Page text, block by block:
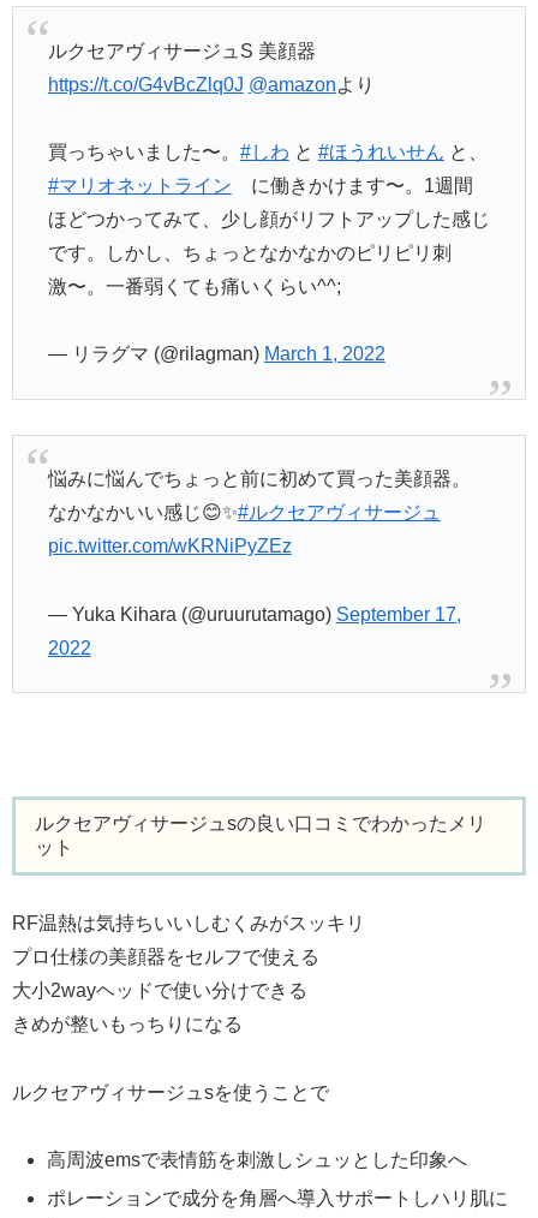
ルクセアヴィサージュS 美顔器
https://t.co/G4vBcZlq0J @amazonより
買っちゃいました〜。 #しわ と #ほうれいせん と、
#マリオネットライン に働きかけます〜。1週間
ほどつかってみて、少し顔がリフトアップした感じ
です。しかし、ちょっとなかなかのピリピリ刺
激〜。一番弱くても痛いくらい^^;
— リラグマ (@rilagman) March 1, 2022
悩みに悩んでちょっと前に初めて買った美顔器。
なかなかいい感じ😊✨#ルクセアヴィサージュ
pic.twitter.com/wKRNiPyZEz
— Yuka Kihara (@uruurutamago) September 17,
2022
ルクセアヴィサージュsの良い口コミでわかったメリ
ット
RF温熱は気持ちいいしむくみがスッキリ
プロ仕様の美顔器をセルフで使える
大小2wayヘッドで使い分けできる
きめが整いもっちりになる
ルクセアヴィサージュsを使うことで
高周波emsで表情筋を刺激しシュッとした印象へ
ポレーションで成分を角層へ導入サポートしハリ肌に